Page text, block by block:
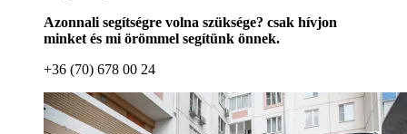
Azonnali segítségre volna szüksége? csak hívjon
minket és mi örömmel segítünk önnek.
+36 (70) 678 00 24